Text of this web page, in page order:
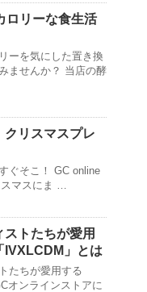
ロリーな食生活
ーを気にした置き換
ませんか？ 当店の酵
クリスマスプレ
ぐそこ！ GC online
マスにま …
トたちが愛用
IVXLCDM」とは
たちが愛用する
オンラインストアに